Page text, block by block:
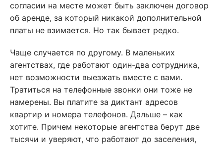
согласии на месте может быть заключен договор
об аренде, за который никакой дополнительной
платы не взимается. Но так бывает редко.
Чаще случается по другому. В маленьких
агентствах, где работают один-два сотрудника,
нет возможности выезжать вместе с вами.
Тратиться на телефонные звонки они тоже не
намерены. Вы платите за диктант адресов
квартир и номера телефонов. Дальше – как
хотите. Причем некоторые агентства берут две
тысячи и уверяют, что работают до заселения,